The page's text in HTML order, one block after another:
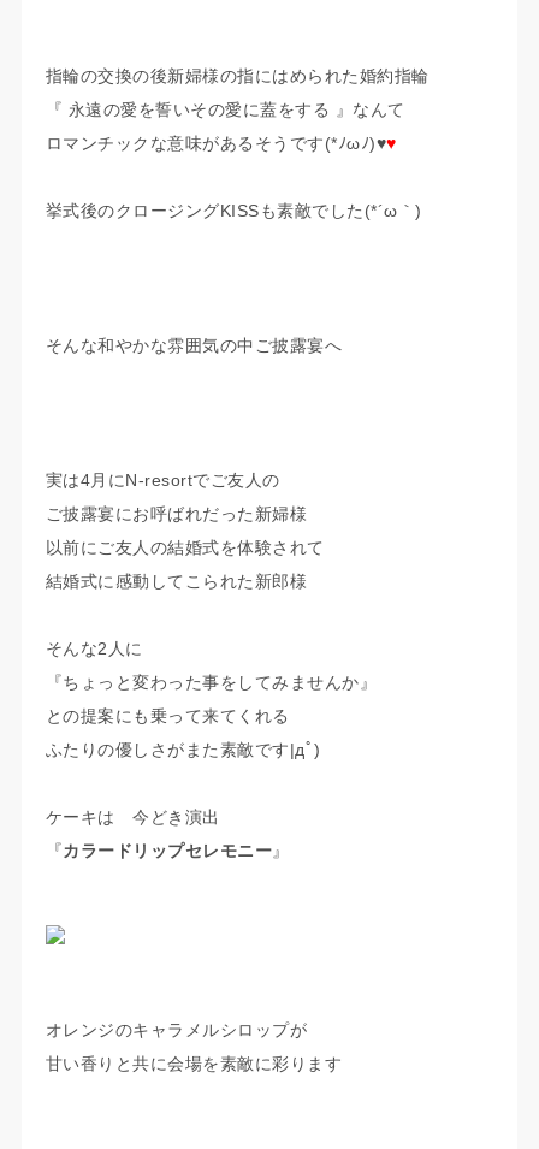
指輪の交換の後新婦様の指にはめられた婚約指輪
『 永遠の愛を誓いその愛に蓋をする 』なんて
ロマンチックな意味があるそうです(*ﾉωﾉ)♥♥
挙式後のクロージングKISSも素敵でした(*´ω｀)
そんな和やかな雰囲気の中ご披露宴へ
実は4月にN-resortでご友人の
ご披露宴にお呼ばれだった新婦様
以前にご友人の結婚式を体験されて
結婚式に感動してこられた新郎様
そんな2人に
『ちょっと変わった事をしてみませんか』
との提案にも乗って来てくれる
ふたりの優しさがまた素敵です|дﾟ)
ケーキは 今どき演出
『カラードリップセレモニー』
オレンジのキャラメルシロップが
甘い香りと共に会場を素敵に彩ります